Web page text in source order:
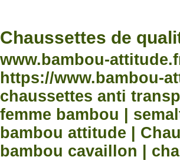
Chaussettes de
www.bambou-
https://www.bambou-
chaussettes anti
femme bambou |
bambou attitude |
bambou cavaillon |